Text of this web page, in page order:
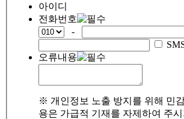
아이디
전화번호
-
오류내용
※ 개인정보 노출 방지를 위해 민
용은 가급적 기재를 자제하여 주